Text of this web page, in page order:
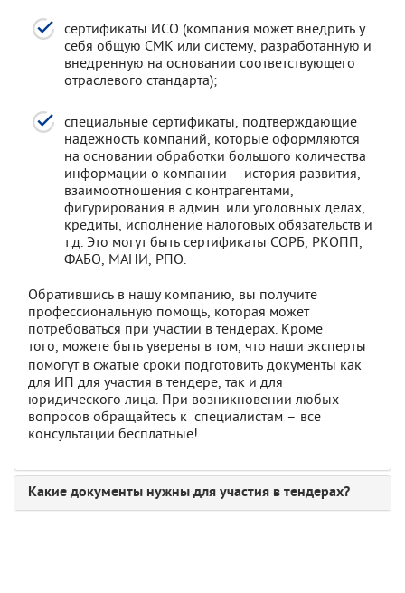
сертификаты ИСО (компания может внедрить у
себя общую СМК или систему, разработанную и
внедренную на основании соответствующего
отраслевого стандарта);
специальные сертификаты, подтверждающие
надежность компаний, которые оформляются
на основании обработки большого количества
информации о компании – история развития,
взаимоотношения с контрагентами,
фигурирования в админ. или уголовных делах,
кредиты, исполнение налоговых обязательств и
т.д. Это могут быть сертификаты СОРБ, РКОПП,
ФАБО, МАНИ, РПО.
Обратившись в нашу компанию, вы получите
профессиональную помощь, которая может
потребоваться при участии в тендерах. Кроме
того, можете быть уверены в том, что наши эксперты
помогут в сжатые сроки подготовить документы как
для ИП для участия в тендере, так и для
юридического лица. При возникновении любых
вопросов обращайтесь к специалистам – все
консультации бесплатные!
Какие документы нужны для участия в тендерах?